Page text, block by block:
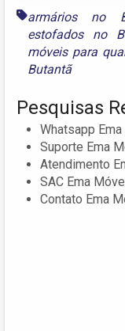
armários no
estofados no
móveis para
Butantã
Pesquisas
Whatsapp
Suporte Ema
Atendimento
SAC Ema
Contato Ema